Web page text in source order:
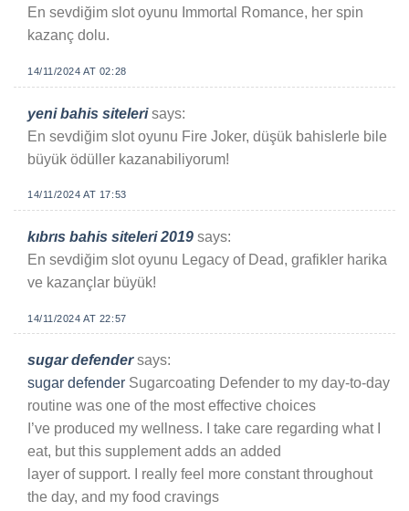
En sevdiğim slot oyunu Immortal Romance, her spin
kazanç dolu.
14/11/2024 AT 02:28
yeni bahis siteleri says:
En sevdiğim slot oyunu Fire Joker, düşük bahislerle bile
büyük ödüller kazanabiliyorum!
14/11/2024 AT 17:53
kıbrıs bahis siteleri 2019 says:
En sevdiğim slot oyunu Legacy of Dead, grafikler harika
ve kazançlar büyük!
14/11/2024 AT 22:57
sugar defender says:
sugar defender Sugarcoating Defender to my day-to-day
routine was one of the most effective choices
I’ve produced my wellness. I take care regarding what I
eat, but this supplement adds an added
layer of support. I really feel more constant throughout
the day, and my food cravings